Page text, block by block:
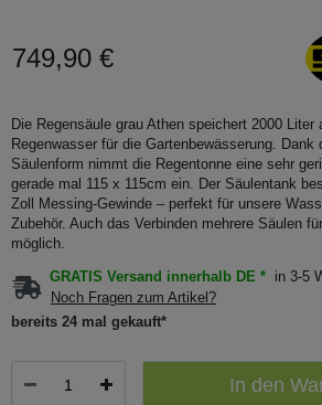
749,90 €
Die Regensäule grau Athen speichert 2000 Liter
Regenwasser für die Gartenbewässerung. Dank
Säulenform nimmt die Regentonne eine sehr
gerade mal 115 x 115cm ein. Der Säulentank
Zoll Messing-Gewinde – perfekt für unsere
Zubehör. Auch das Verbinden mehrere Säulen
möglich.
GRATIS Versand innerhalb DE *
in 3-5
Noch Fragen zum Artikel?
bereits 24 mal gekauft*
In den